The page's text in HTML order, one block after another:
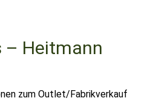
– Heitmann
zum Outlet/Fabrikverkauf